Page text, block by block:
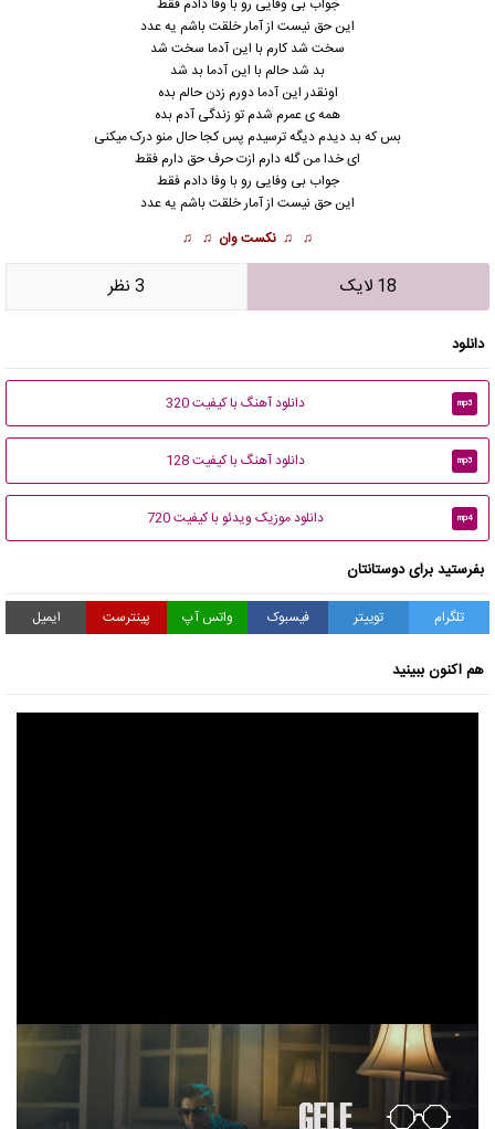
این حق نیست از آمار خلقت باشم یه عدد
سخت شد کارم با این آدما سخت شد
بد شد حالم با این آدما بد شد
اونقدر این آدما دورم زدن حالم بده
همه ی عمرم شدم تو زندگی آدم بده
بس که بد دیدم دیگه ترسیدم پس کجا حال منو درک میکنی
ای خدا من گله دارم ازت حرف حق دارم فقط
جواب بی وفایی رو با وفا دادم فقط
این حق نیست از آمار خلقت باشم یه عدد
♫ ♫ نکست وان ♫ ♫
18 لایک 3 نظر
دانلود
mp3 دانلود آهنگ با کیفیت 320
mp3 دانلود آهنگ با کیفیت 128
mp4 دانلود موزیک ویدئو با کیفیت 720
بفرستید برای دوستانتان
تلگرام توییتر فیسبوک واتس آپ پینترست ایمیل
هم اکنون ببینید